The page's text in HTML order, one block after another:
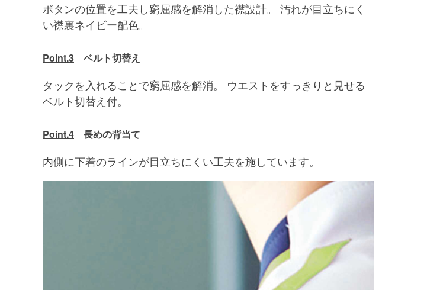
ボタンの位置を工夫し窮屈感を解消した襟設計。 汚れが目立ちにく
い襟裏ネイビー配色。
Point.3 ベルト切替え
タックを入れることで窮屈感を解消。 ウエストをすっきりと見せる
ベルト切替え付。
Point.4 長めの背当て
内側に下着のラインが目立ちにくい工夫を施しています。